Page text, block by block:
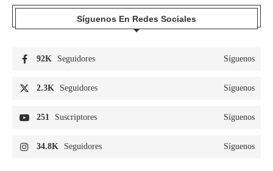
Síguenos En Redes Sociales
92K Seguidores Síguenos
2.3K Seguidores Síguenos
251 Suscriptores Síguenos
34.8K Seguidores Síguenos